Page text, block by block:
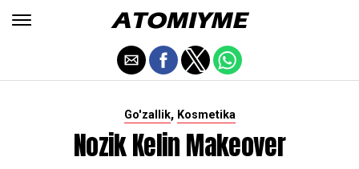
Go'zallik, Kosmetika
Nozik Kelin Makeover